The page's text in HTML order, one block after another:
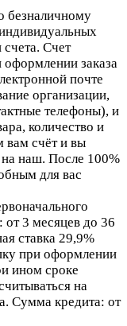
безналичному
Счет
заказа
почте
организации,
телефоны), и
количество и
вам счёт и вы
на наш. После 100%
для вас
от 3 месяцев до 36
ставка 29,9%
при оформлении
ином сроке
на
Сумма кредита: от